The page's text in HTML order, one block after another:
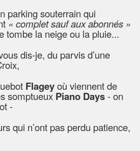
parking souterrain qui
« complet sauf aux abonnés »
tombe la neige ou la pluie...
dis-je, du parvis d’une
Flageyoù viennent de
somptueux Piano Days- on
-
qui n’ont pas perdu patience,